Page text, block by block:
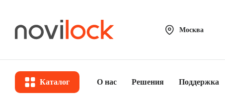
Москва
Каталог О нас Решения Поддержка